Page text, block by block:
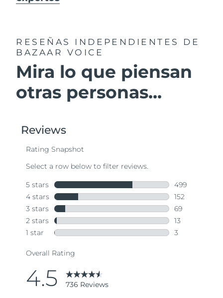
RESEÑAS INDEPENDIENTES
DE
BAZAAR VOICE
Mira lo que piensan
otras personas...